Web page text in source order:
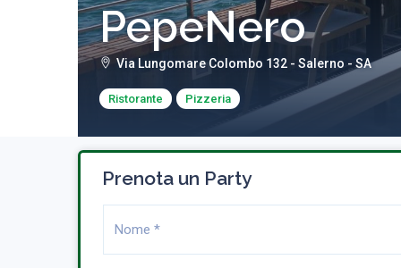
PepeNero
Via Lungomare Colombo 132 - Salerno - SA
Ristorante Pizzeria
Prenota un Party